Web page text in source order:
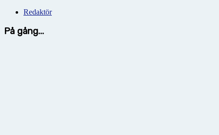
Redaktör
På gång...